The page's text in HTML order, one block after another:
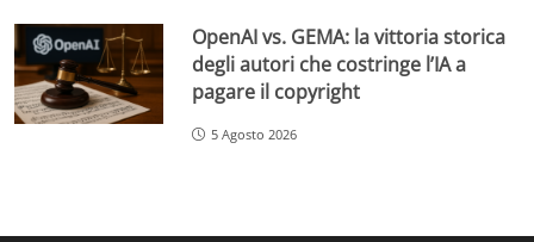
OpenAI vs. GEMA: la vittoria storica
degli autori che costringe l’IA a
pagare il copyright
5 Agosto 2026